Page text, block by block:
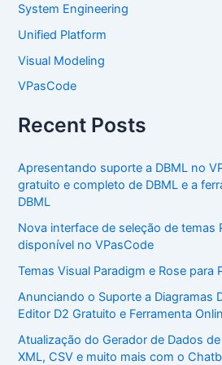
System Engineering
Unified Platform
Visual Modeling
VPasCode
Recent Posts
Apresentando suporte a DBML no
gratuito e completo de DBML e a
DBML
Nova interface de seleção de temas
disponível no VPasCode
Temas Visual Paradigm e Rose para
Anunciando o Suporte a Diagramas
Editor D2 Gratuito e Ferramenta
Atualização do Gerador de Dados de
XML, CSV e muito mais com o